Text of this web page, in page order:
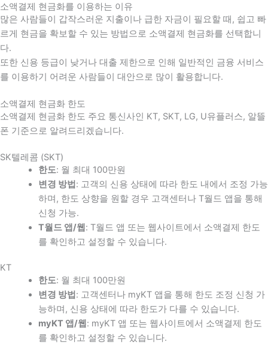
소액결제 현금화를 이용하는 이유
많은 사람들이 갑작스러운 지출이나 급한 자금이 필요할 때 , 쉽고 빠
르게 현금을 확보할 수 있는 방법으로 소액결제 현금화를 선택합니
다.
또한 신용 등급이 낮거나 대출 제한으로 인해 일반적인 금융 서비스
를 이용하기 어려운 사람들이 대안으로 많이 활용합니다.
소액결제 현금화 한도
소액결제 현금화 한도 주요 통신사인 KT, SKT, LG, U유플러스, 알뜰
폰 기준으로 알려드리겠습니다.
SK텔레콤 (SKT)
한도: 월 최대 100만원
변경 방법 : 고객의 신용 상태에 따라 한도 내에서 조정 가능
하며, 한도 상향을 원할 경우 고객센터나 T월드 앱을 통해
신청 가능.
T월드 앱/웹 : T월드 앱 또는 웹사이트에서 소액결제 한도
를 확인하고 설정할 수 있습니다.
KT
한도: 월 최대 100만원
변경 방법 : 고객센터나 myKT 앱을 통해 한도 조정 신청 가
능하며, 신용 상태에 따라 한도가 다를 수 있습니다.
myKT 앱/웹 : myKT 앱 또는 웹사이트에서 소액결제 한도
를 확인하고 설정할 수 있습니다.